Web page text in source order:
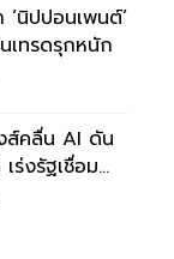
นิปปอนเพนต์’
เทรดรุกหนัก
ส์คลื่น AI ดัน
ร่งรัฐเชื่อม